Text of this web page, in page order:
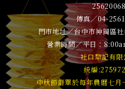
25620068
傳真／04-
門市地址／台中市神岡區
營業時間／平日：
社口犂記有限
統編
中秋節訂單於每年農曆七月